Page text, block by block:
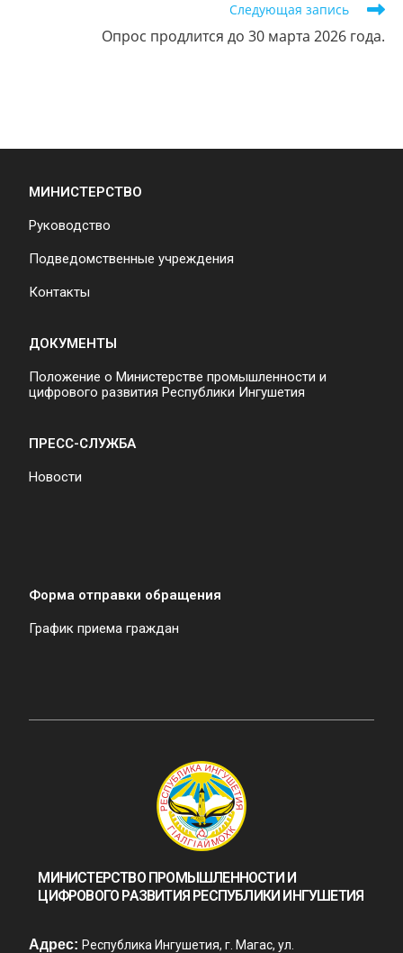
Следующая запись
Опрос продлится до 30 марта 2026 года.
МИНИСТЕРСТВО
Руководство
Подведомственные учреждения
Контакты
ДОКУМЕНТЫ
Положение о Министерстве промышленности и
цифрового развития Республики Ингушетия
ПРЕСС-СЛУЖБА
Новости
Форма отправки обращения
График приема граждан
МИНИСТЕРСТВО ПРОМЫШЛЕННОСТИ И
ЦИФРОВОГО РАЗВИТИЯ РЕСПУБЛИКИ ИНГУШЕТИЯ
Адрес: Республика Ингушетия, г. Магас, ул.